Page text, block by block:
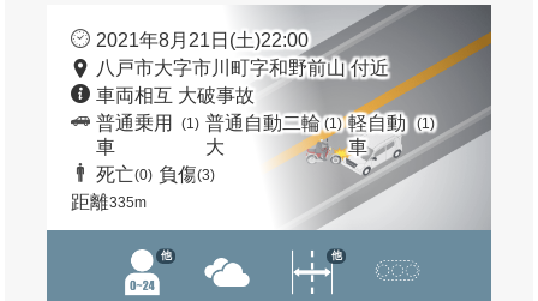
2021年8月21日(土)22:00
八戸市大字市川町字和野前山 付近
車両相互 大破事故
普通乗用
車
(1) 普通自動二輪
大
(1) 軽自動
車
(1)
死亡(0) 負傷(3)
距離335m
他 他